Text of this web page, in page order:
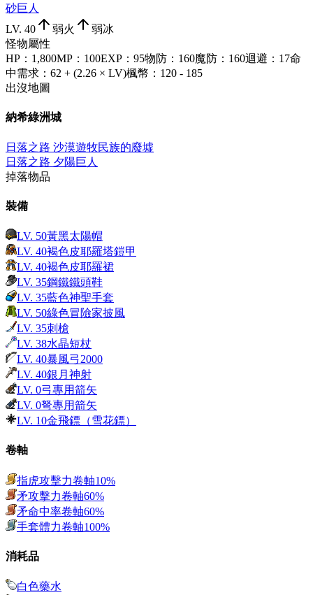
砂巨人
LV. 40 弱火
弱冰
怪物屬性
HP ： 1,800MP ： 100EXP ： 95物防 ： 160魔防 ： 160迴避 ： 17命
中需求 ： 62 + (2.26 × LV)楓幣 ： 120 - 185
出沒地圖
納希綠洲城
日落之路 沙漠遊牧民族的廢墟
日落之路 夕陽巨人
掉落物品
裝備
LV. 50黃黑太陽帽
LV. 40褐色皮耶羅塔鎧甲
LV. 40褐色皮耶羅裙
LV. 35鋼鐵鐵頭鞋
LV. 35藍色神聖手套
LV. 50綠色冒險家披風
LV. 35刺槍
LV. 38水晶短杖
LV. 40暴風弓2000
LV. 40銀月神射
LV. 0弓專用箭矢
LV. 0弩專用箭矢
LV. 10金飛鏢（雪花鏢）
卷軸
指虎攻擊力卷軸10%
矛攻擊力卷軸60%
矛命中率卷軸60%
手套體力卷軸100%
消耗品
白色藥水